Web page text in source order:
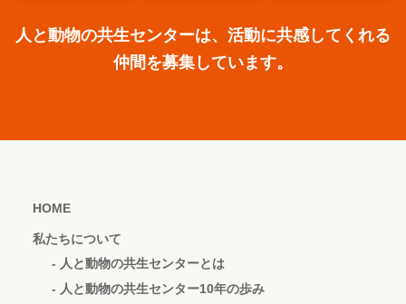
人と動物の共生センターは、活動に共感してくれる
仲間を募集しています。
HOME
私たちについて
- 人と動物の共生センターとは
- 人と動物の共生センター10年の歩み